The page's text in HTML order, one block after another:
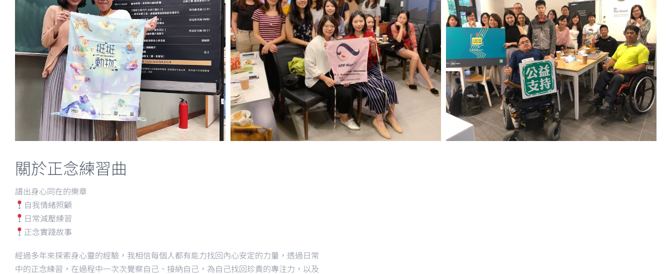
關於正念練習曲
譜出身心同在的樂章
自我情緒照顧
日常減壓練習
正念實踐故事
經過多年來探索身心靈的經驗，我相信每個人都有能力找回內心安定的力量，透過日常
中的正念練習，在過程中一次次覺察自己、接納自己，為自己找回珍貴的專注力，以及